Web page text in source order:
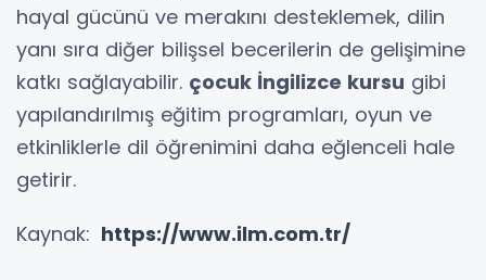
hayal gücünü ve merakını desteklemek, dilin
yanı sıra diğer bilişsel becerilerin de gelişimine
katkı sağlayabilir. çocuk İngilizce kursu gibi
yapılandırılmış eğitim programları, oyun ve
etkinliklerle dil öğrenimini daha eğlenceli hale
getirir.
Kaynak: https://www.ilm.com.tr/